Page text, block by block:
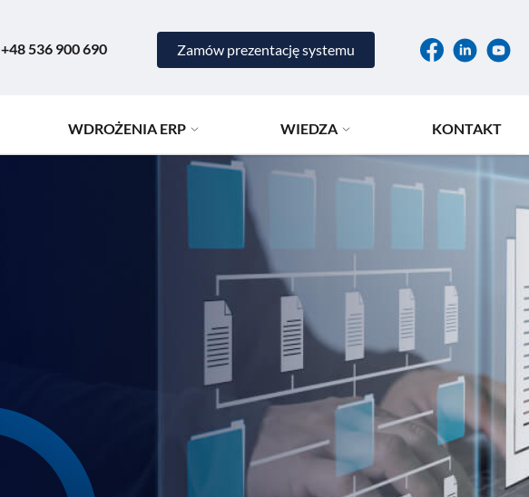
+48 536 900 690 Zamów prezentację systemu
WDROŻENIA ERP WIEDZA KONTAKT